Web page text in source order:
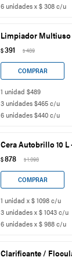
6 unidades x $ 308 c/u
Limpiador Multiuso
$391 $489
1 unidad $489
3 unidades $465 c/u
6 unidades $440 c/u
Cera Autobrillo 10 L
$878 $1.098
1 unidad x $ 1098 c/u
3 unidades x $ 1043 c/u
6 unidades x $ 988 c/u
Clarificante /